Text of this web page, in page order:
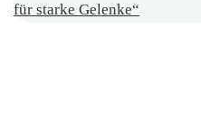
für starke Gelenke“